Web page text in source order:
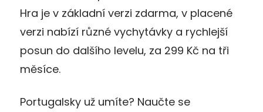
Hra je v základní verzi zdarma, v placené
verzi nabízí různé vychytávky a rychlejší
posun do dalšího levelu, za 299 Kč na tři
měsíce.
Portugalsky už umíte? Naučte se